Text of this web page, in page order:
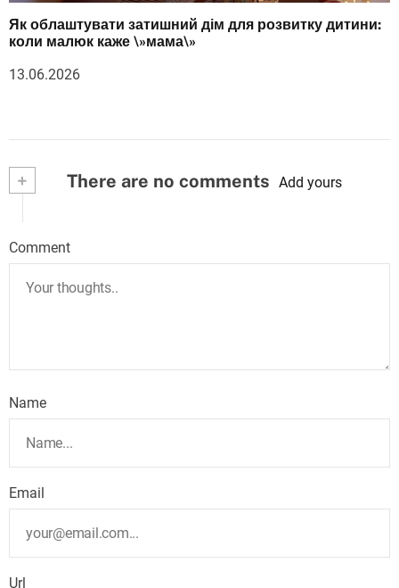
Як облаштувати затишний дім для розвитку дитини:
коли малюк каже \»мама\»
13.06.2026
+ There are no comments Add yours
Comment
Name
Email
Url